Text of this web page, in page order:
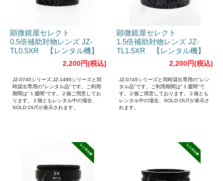
顕微鏡屋セレクト
0.5倍補助対物レンズ JZ-
TL0.5XR 【レンタル機】
2,200円(税込)
JZ-0745シリーズ,JZ-1490シリーズと同
時貸出専用の"レンタル品"です。ご利用
期間は"１週間"です。２個ご用意してお
ります。２個ともレンタル中の場合、
SOLD OUTが表示されます。
顕微鏡屋セレクト
1.5倍補助対物レンズ JZ-
TL1.5XR 【レンタル機】
2,200円(税込)
JZ-0745シリーズと同時貸出専用の"レン
タル品"です。ご利用期間は"１週間"で
す。２個ご用意しております。２個とも
レンタル中の場合、SOLD OUTが表示さ
れます。